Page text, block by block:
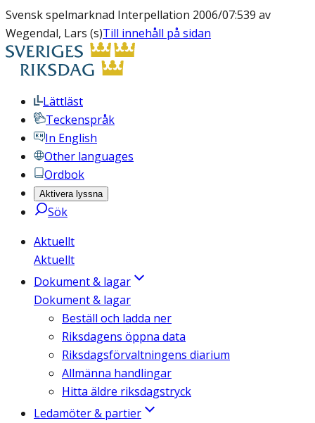
Svensk spelmarknad Interpellation 2006/07:539 av
Wegendal, Lars (s)Till innehåll på sidan
Lättläst
Teckenspråk
In English
Other languages
Ordbok
Aktivera lyssna
Sök
Aktuellt
Aktuellt
Dokument & lagar
Dokument & lagar
Beställ och ladda ner
Riksdagens öppna data
Riksdagsförvaltningens diarium
Allmänna handlingar
Hitta äldre riksdagstryck
Ledamöter & partier